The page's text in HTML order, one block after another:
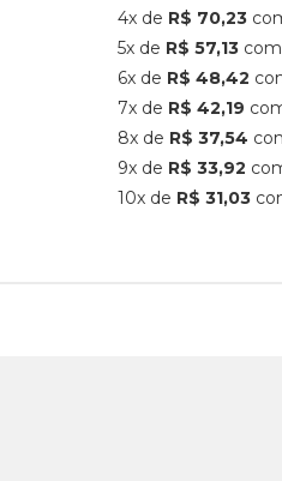
4x de R$ 70,23
5x de R$ 57,13
6x de R$ 48,42
7x de R$ 42,19
8x de R$ 37,54
9x de R$ 33,92
10x de R$ 31,03